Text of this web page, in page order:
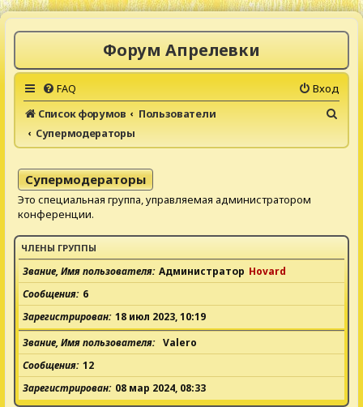
Форум Апрелевки
FAQ
Вход
Список форумов
Пользователи
Супермодераторы
и
Супермодераторы
Это специальная группа, управляемая администратором
конференции.
ЧЛЕНЫ ГРУППЫ
Звание, Имя пользователя Администратор Hovard
Сообщения 6
Зарегистрирован 18 июл 2023, 10:19
Звание, Имя пользователя
Valero
Сообщения 12
Зарегистрирован 08 мар 2024, 08:33